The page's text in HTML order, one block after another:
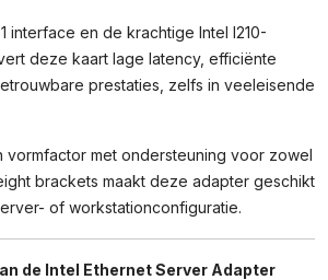
interface en de krachtige Intel I210-
deze kaart lage latency, efficiënte
prestaties, zelfs in veeleisende
vormfactor met ondersteuning voor zowel
brackets maakt deze adapter geschikt
of workstationconfiguratie.
de Intel Ethernet Server Adapter